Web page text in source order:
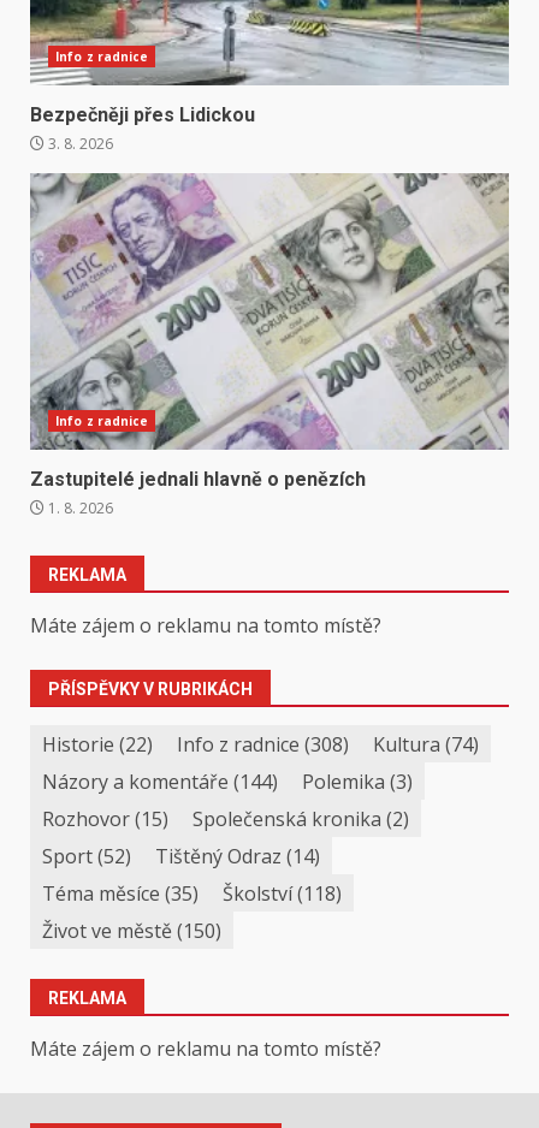
Info z radnice
Bezpečněji přes Lidickou
3. 8. 2026
Info z radnice
Zastupitelé jednali hlavně o penězích
1. 8. 2026
REKLAMA
Máte zájem o reklamu na tomto místě?
PŘÍSPĚVKY V RUBRIKÁCH
Historie (22) Info z radnice (308) Kultura (74)
Názory a komentáře (144) Polemika (3)
Rozhovor(15) Společenská kronika (2)
Sport(52) Tištěný Odraz (14)
Téma měsíce (35) Školství(118)
Život ve městě(150)
REKLAMA
Máte zájem o reklamu na tomto místě?